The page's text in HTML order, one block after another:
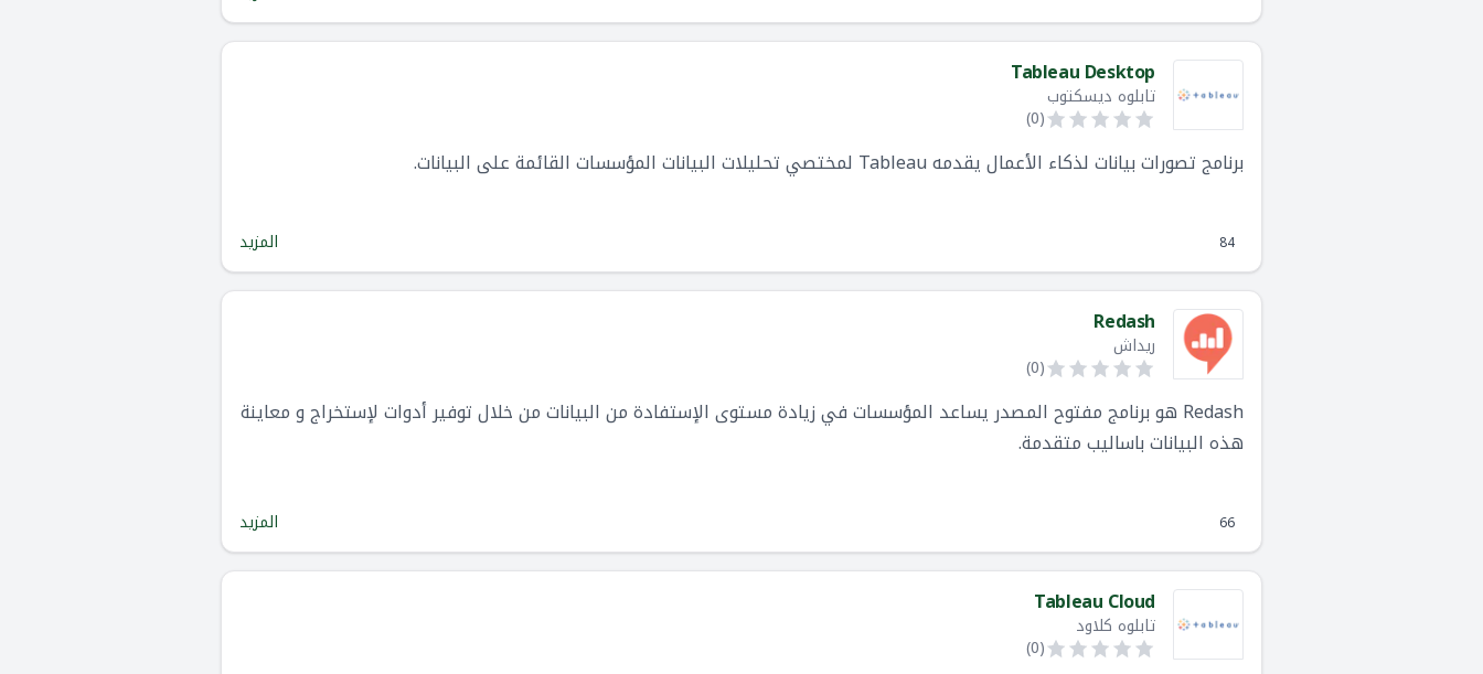
Tableau Desktop
تابلوه ديسكتوب
(
0
)
برنامج تصورات بيانات لذكاء الأعمال يقدمه Tableau لمختصي تحليلات البيانات المؤسسات القائمة على البيانات.
84 المزيد
Redash
ريداش
(
0
)
Redash هو برنامج مفتوح المصدر يساعد المؤسسات في زيادة مستوى الإستفادة من البيانات من خلال توفير أدوات لإستخراج و معاينة
هذه البيانات باساليب متقدمة.
66 المزيد
Tableau Cloud
تابلوه كلاود
(
0
)